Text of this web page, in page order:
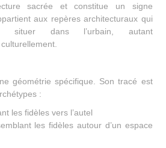
sacrée et constitue un signe
aux repères architecturaux qui
situer dans l’urbain, autant
géométrie spécifique. Son tracé est
:
les fidèles vers l’autel
les fidèles autour d’un espace